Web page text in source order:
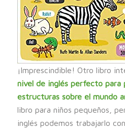
¡Imprescindible! Otro libro
nivel de inglés perfecto para
estructuras sobre el mundo
libro para niños pequeños,
inglés podemos trabajarlo